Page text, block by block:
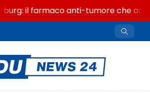
il farmaco anti-tumore che